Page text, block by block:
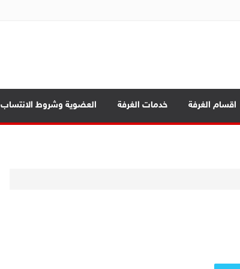
اقسام الغرفة خدمات الغرفة العضوية وشروط الانتساب
الرئيسية